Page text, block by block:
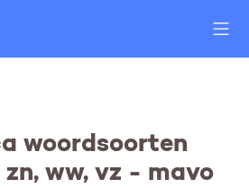
woordsoorten
zn, ww, vz - mavo